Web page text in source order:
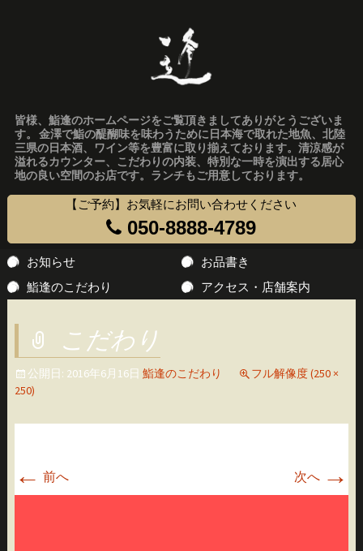
皆様、鮨逢のホームページをご覧頂きましてありがとうございま
す。 金澤で鮨の醍醐味を味わうために日本海で取れた地魚、北陸
三県の日本酒、ワイン等を豊富に取り揃えております。清涼感が
溢れるカウンター、こだわりの内装、特別な一時を演出する居心
地の良い空間のお店です。ランチもご用意しております。
【ご予約】お気軽にお問い合わせください
050-8888-4789
コ
ン
テ
へ
移
動
お知らせ
お品書き
鮨逢のこだわり
アクセス・店舗案内
こだわり
公開日: 2016年6月16日 鮨逢のこだわり
フル解像度 (250 ×
250)
← 前へ 次へ →